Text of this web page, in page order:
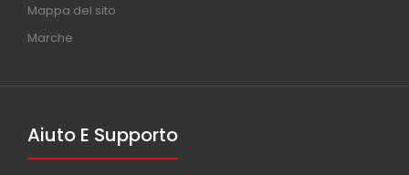
Mappa del sito
Marche
Aiuto E Supporto